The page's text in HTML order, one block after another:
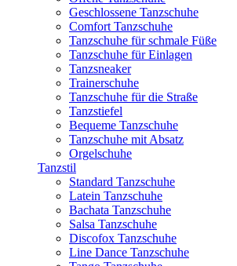
Geschlossene Tanzschuhe
Comfort Tanzschuhe
Tanzschuhe für schmale Füße
Tanzschuhe für Einlagen
Tanzsneaker
Trainerschuhe
Tanzschuhe für die Straße
Tanzstiefel
Bequeme Tanzschuhe
Tanzschuhe mit Absatz
Orgelschuhe
Tanzstil
Standard Tanzschuhe
Latein Tanzschuhe
Bachata Tanzschuhe
Salsa Tanzschuhe
Discofox Tanzschuhe
Line Dance Tanzschuhe